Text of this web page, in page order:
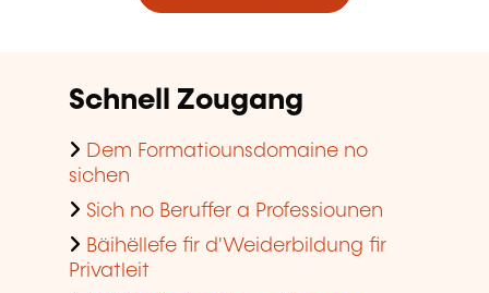
Schnell Zougang
Dem Formatiounsdomaine no
sichen
Sich no Beruffer a Professiounen
Bäihëllefe fir d'Weiderbildung fir
Privatleit